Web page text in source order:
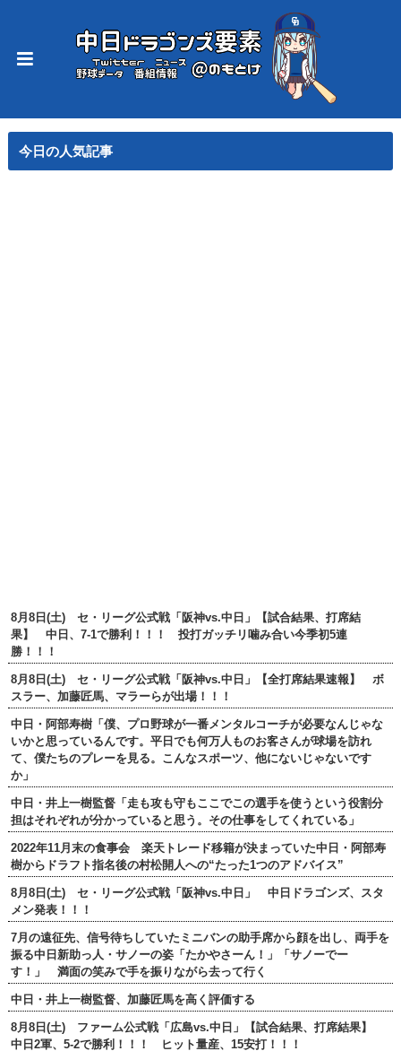
今日の人気記事
8月8日(土) セ・リーグ公式戦「阪神vs.中日」【試合結果、打席結
果】 中日、7-1で勝利！！！ 投打ガッチリ噛み合い今季初5連
勝！！！
8月8日(土) セ・リーグ公式戦「阪神vs.中日」【全打席結果速報】 ボ
スラー、加藤匠馬、マラーらが出場！！！
中日・阿部寿樹「僕、プロ野球が一番メンタルコーチが必要なんじゃな
いかと思っているんです。平日でも何万人ものお客さんが球場を訪れ
て、僕たちのプレーを見る。こんなスポーツ、他にないじゃないです
か」
中日・井上一樹監督「走も攻も守もここでこの選手を使うという役割分
担はそれぞれが分かっていると思う。その仕事をしてくれている」
2022年11月末の食事会 楽天トレード移籍が決まっていた中日・阿部寿
樹からドラフト指名後の村松開人への“たった1つのアドバイス”
8月8日(土) セ・リーグ公式戦「阪神vs.中日」 中日ドラゴンズ、スタ
メン発表！！！
7月の遠征先、信号待ちしていたミニバンの助手席から顔を出し、両手を
振る中日新助っ人・サノーの姿「たかやさーん！」「サノーでー
す！」 満面の笑みで手を振りながら去って行く
中日・井上一樹監督、加藤匠馬を高く評価する
8月8日(土) ファーム公式戦「広島vs.中日」【試合結果、打席結果】
中日2軍、5-2で勝利！！！ ヒット量産、15安打！！！